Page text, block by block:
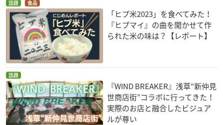
話題 食品
「ヒプ米2023」を食べてみた！
『ヒプマイ』の曲を聞かせて作
られた米の味は？【レポート】
話題
『WIND BREAKER』浅草“新仲見
世商店街”コラボに行ってきた！
実際のお店と融合したビジュア
ルが尊い